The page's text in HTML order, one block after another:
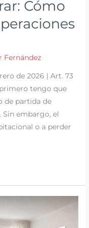
Cómo
Fernández
de 2026 | Art. 73
tengo que
de partida de
Sin embargo, el
o a perder